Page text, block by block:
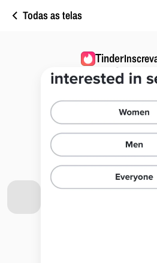
Todas as telas
Tinder